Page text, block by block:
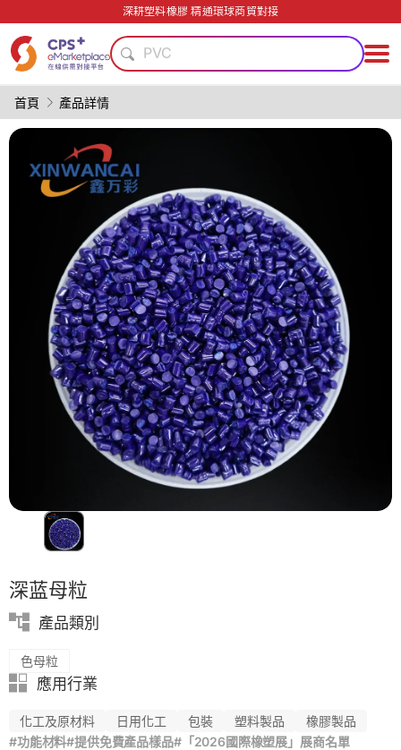
深耕塑料橡膠 精通環球商貿對接
安全包裝技術
PET
模具
客制化
綠色成型方案
輕量化
安全包裝技術
PVC
PET
模具
耐高溫
客制化
PP
碳纖維復合材料
綠色成型方案
首頁 產品詳情
深蓝母粒
產品類別
色母粒
應用行業
化工及原材料 日用化工 包裝 塑料製品
橡膠製品
#功能材料#提供免費產品樣品#「2026國際橡塑展」展商名單